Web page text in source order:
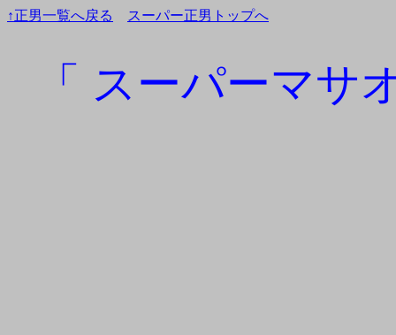
↑正男一覧へ戻る スーパー正男トップへ
「 スーパーマ